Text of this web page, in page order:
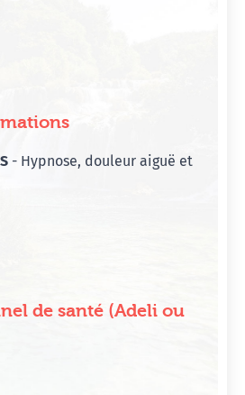
- Hypnose, douleur aiguë et
de santé (Adeli ou